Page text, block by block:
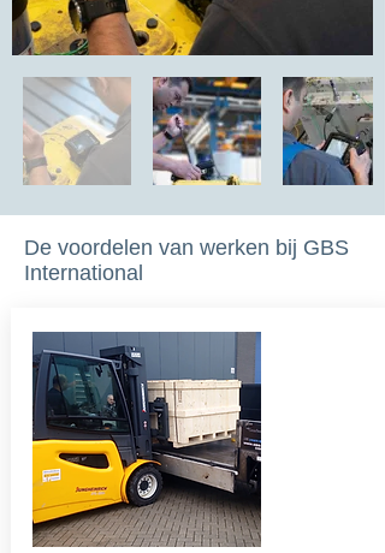
De voordelen van werken bij GBS
International